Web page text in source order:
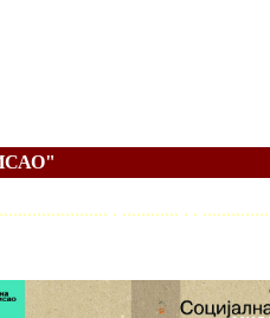
. ............ . .